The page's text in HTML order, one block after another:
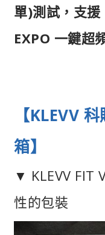
單)測試，支
EXPO 一鍵超
【KLEVV
箱】
▼ KLEVV FIT
性的包裝